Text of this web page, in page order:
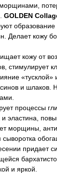
GOLDEN
образование
Делает кожу
кожу от
стимулирует
«тусклой»
и шлаков.
процессы
эластина,
морщины,
придает
и яркой.